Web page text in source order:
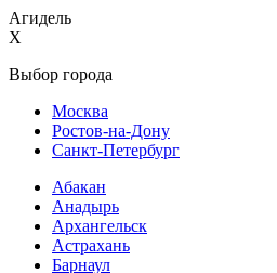
Агидель
X
Выбор города
Москва
Ростов-на-Дону
Санкт-Петербург
Абакан
Анадырь
Архангельск
Астрахань
Барнаул